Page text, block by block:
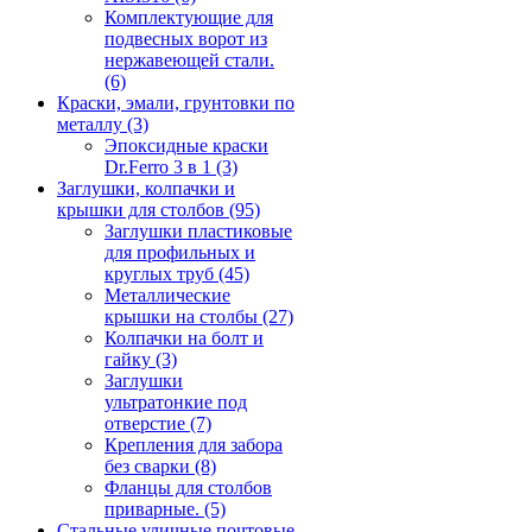
Комплектующие для
подвесных ворот из
нержавеющей стали.
(6)
Краски, эмали, грунтовки по
металлу (3)
Эпоксидные краски
Dr.Ferro 3 в 1 (3)
Заглушки, колпачки и
крышки для столбов (95)
Заглушки пластиковые
для профильных и
круглых труб (45)
Металлические
крышки на столбы (27)
Колпачки на болт и
гайку (3)
Заглушки
ультратонкие под
отверстие (7)
Крепления для забора
без сварки (8)
Фланцы для столбов
приварные. (5)